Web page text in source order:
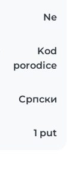
Ne
Kod
porodice
Српски
1 put